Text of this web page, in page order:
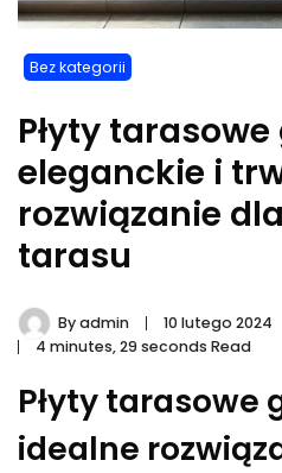
Bez kategorii
Płyty
eleganckie i
rozwiązanie
tarasu
Byadmin
10 lutego 2024
4 minutes, 29 seconds Read
Płyty tarasowe
idealne